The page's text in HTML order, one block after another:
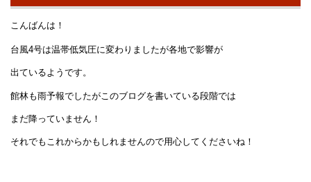
こんばんは！
台風4号は温帯低気圧に変わりましたが各地で影響が
出ているようです。
館林も雨予報でしたがこのブログを書いている段階では
まだ降っていません！
それでもこれからかもしれませんので用心してくださいね！